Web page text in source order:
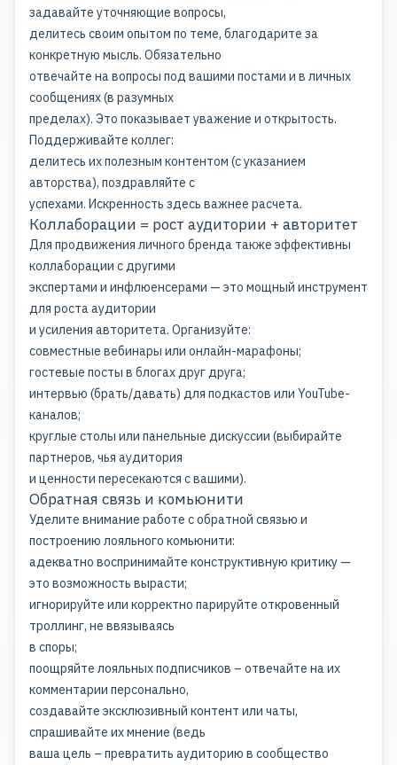
задавайте уточняющие вопросы,
делитесь своим опытом по теме, благодарите за
конкретную мысль. Обязательно
отвечайте на вопросы под вашими постами и в личных
сообщениях (в разумных
пределах). Это показывает уважение и открытость.
Поддерживайте коллег:
делитесь их полезным контентом (с указанием
авторства), поздравляйте с
успехами. Искренность здесь важнее расчета.
Коллаборации = рост аудитории + авторитет
Для продвижения личного бренда также эффективны
коллаборации с другими
экспертами и инфлюенсерами — это мощный инструмент
для роста аудитории
и усиления авторитета. Организуйте:
совместные вебинары или онлайн-марафоны;
гостевые посты в блогах друг друга;
интервью (брать/давать) для подкастов или YouTube-
каналов;
круглые столы или панельные дискуссии (выбирайте
партнеров, чья аудитория
и ценности пересекаются с вашими).
Обратная связь и комьюнити
Уделите внимание работе с обратной связью и
построению лояльного комьюнити:
адекватно воспринимайте конструктивную критику —
это возможность вырасти;
игнорируйте или корректно парируйте откровенный
троллинг, не ввязываясь
в споры;
поощряйте лояльных подписчиков – отвечайте на их
комментарии персонально,
создавайте эксклюзивный контент или чаты,
спрашивайте их мнение (ведь
ваша цель – превратить аудиторию в сообщество